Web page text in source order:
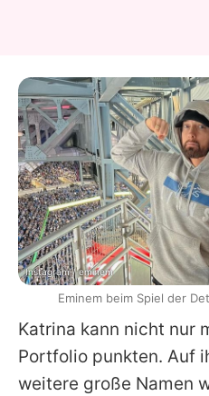
Katrina kann nicht nur
Portfolio punkten. Auf
weitere große Namen
Instagram / eminem
Eminem beim Spiel der